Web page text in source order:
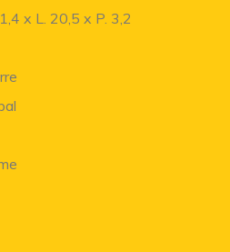
x L. 20,5 x P. 3,2